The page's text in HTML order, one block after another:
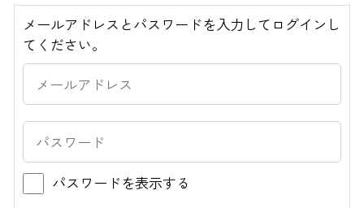
お問い合わせ
シオノギヘルスケアONLINEについて
シオノギヘルスケア（コーポレートサイト）
会社概要
個人情報の取り扱いについて
メールアドレスとパスワードを入力してログインし
てください。
パスワードを表示する